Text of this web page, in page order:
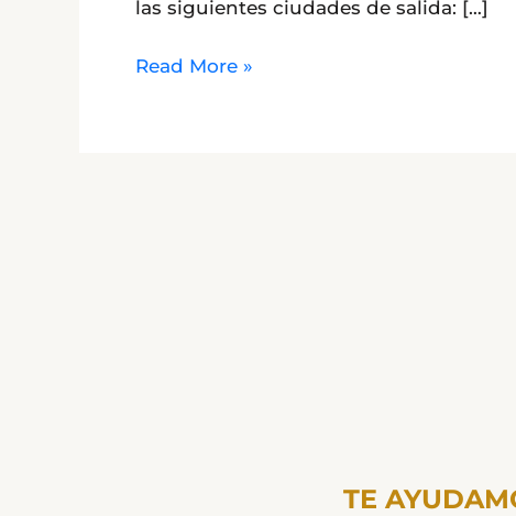
las siguientes ciudades de salida: […]
Read More »
TE